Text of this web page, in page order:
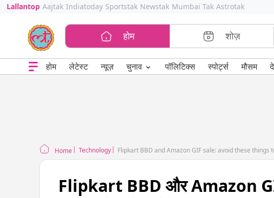
Lallantop Aajtak Indiatoday Sportstak Newstak Mumbai Tak Astrotak
होम शोज़
होम लेटेस्ट न्यूज़ चुनाव ⌄ पॉलिटिक्स स्पोर्ट्स मौसम
Home Technology Flipkart BBD and Amazon GIF sale: avoid these things
Flipkart BBD और Amazon